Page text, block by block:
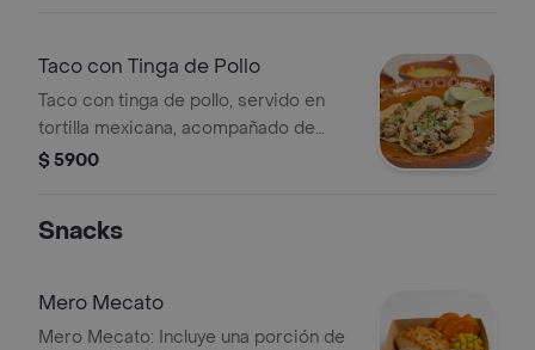
Taco con Tinga de Pollo
Taco con tinga de pollo, servido en
tortilla mexicana, acompañado de
cebolla y cilantro.
$ 5900
Snacks
Mero Mecato
Mero Mecato: Incluye una porción de